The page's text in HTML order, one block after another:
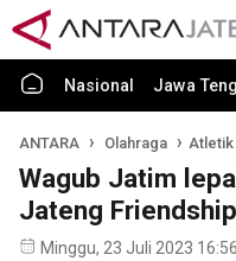
Nasional Jawa
ANTARA Olahraga Atletik
Wagub Jatim
Jateng
Minggu, 23 Juli 2023